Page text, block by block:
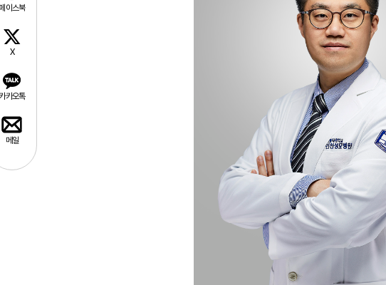
이스북
X
카오톡
메일